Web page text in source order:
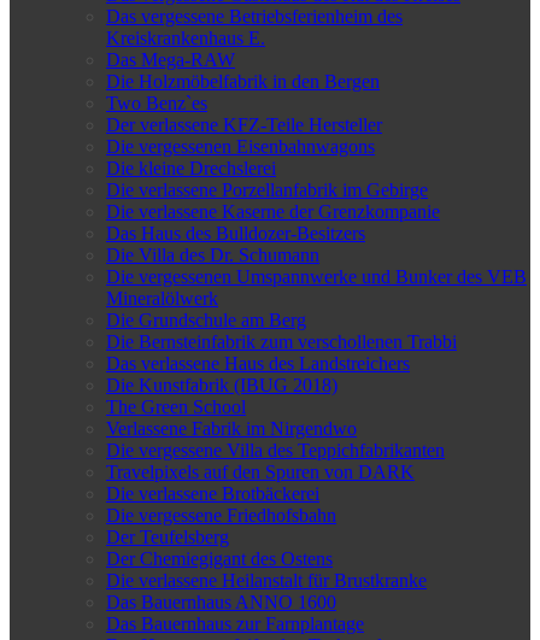
Das vergessene Betriebsferienheim des
Kreiskrankenhaus E.
Das Mega-RAW
Die Holzmöbelfabrik in den Bergen
Two Benz`es
Der verlassene KFZ-Teile Hersteller
Die vergessenen Eisenbahnwagons
Die kleine Drechslerei
Die verlassene Porzellanfabrik im Gebirge
Die verlassene Kaserne der Grenzkompanie
Das Haus des Bulldozer-Besitzers
Die Villa des Dr. Schumann
Die vergessenen Umspannwerke und Bunker des VEB
Mineralölwerk
Die Grundschule am Berg
Die Bernsteinfabrik zum verschollenen Trabbi
Das verlassene Haus des Landstreichers
Die Kunstfabrik (IBUG 2018)
The Green School
Verlassene Fabrik im Nirgendwo
Die vergessene Villa des Teppichfabrikanten
Travelpixels auf den Spuren von DARK
Die verlassene Brotbäckerei
Die vergessene Friedhofsbahn
Der Teufelsberg
Der Chemiegigant des Ostens
Die verlassene Heilanstalt für Brustkranke
Das Bauernhaus ANNO 1600
Das Bauernhaus zur Farnplantage